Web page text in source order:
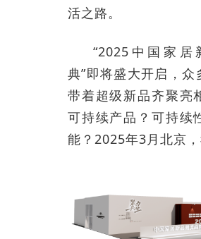
活之路。
“2025中国家
典”即将盛大开启，
带着超级新品齐聚亮
可持续产品？可持续
能？2025年3月北京，